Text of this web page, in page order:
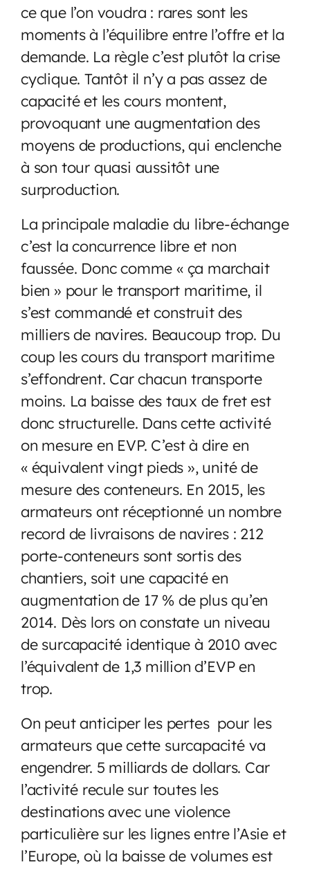
ce que l’on voudra : rares sont les
moments à l’équilibre entre l’offre et la
demande. La règle c’est plutôt la crise
cyclique. Tantôt il n’y a pas assez de
capacité et les cours montent,
provoquant une augmentation des
moyens de productions, qui enclenche
à son tour quasi aussitôt une
surproduction.
La principale maladie du libre-échange
c’est la concurrence libre et non
faussée. Donc comme « ça marchait
bien » pour le transport maritime, il
s’est commandé et construit des
milliers de navires. Beaucoup trop. Du
coup les cours du transport maritime
s’effondrent. Car chacun transporte
moins. La baisse des taux de fret est
donc structurelle. Dans cette activité
on mesure en EVP. C’est à dire en
« équivalent vingt pieds », unité de
mesure des conteneurs. En 2015, les
armateurs ont réceptionné un nombre
record de livraisons de navires : 212
porte-conteneurs sont sortis des
chantiers, soit une capacité en
augmentation de 17 % de plus qu’en
2014. Dès lors on constate un niveau
de surcapacité identique à 2010 avec
l’équivalent de 1,3 million d’EVP en
trop.
On peut anticiper les pertes pour les
armateurs que cette surcapacité va
engendrer. 5 milliards de dollars. Car
l’activité recule sur toutes les
destinations avec une violence
particulière sur les lignes entre l’Asie et
l’Europe, où la baisse de volumes est